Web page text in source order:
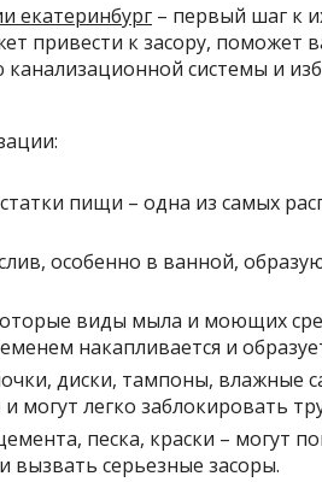
екатеринбург – первый шаг к
привести к засору, поможет
системы и
пищи – одна из самых
особенно в ванной,
виды мыла и моющих
накапливается и
диски, тампоны, влажные
могут легко заблокировать
песка, краски – могут
серьезные засоры.